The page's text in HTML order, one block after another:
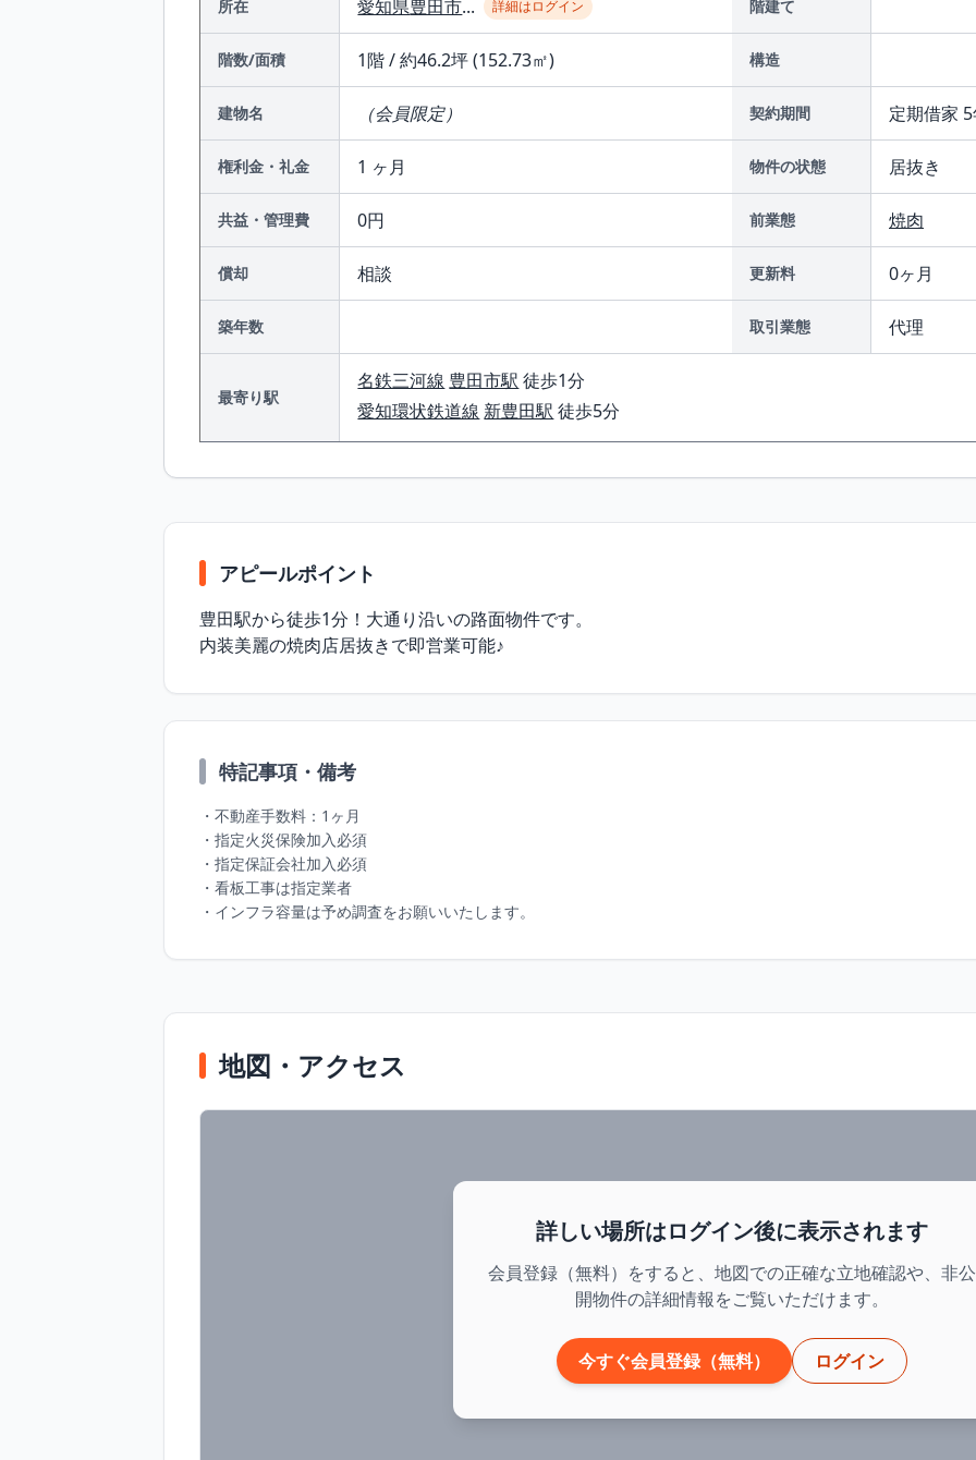
所在 愛知県豊田市... 詳細はログイン 階建て
階数/面積 1階 / 約46.2坪 (152.73㎡) 構造
建物名 （会員限定） 契約期間 定期借家
権利金・礼金 1 ヶ月 物件の状態 居抜き
共益・管理費 0円 前業態 焼肉
償却 相談 更新料 0ヶ月
築年数 取引業態 代理
最寄り駅
名鉄三河線 豊田市駅 徒歩1分
愛知環状鉄道線 新豊田駅 徒歩5分
アピールポイント
豊田駅から徒歩1分！大通り沿いの路面物件です。
内装美麗の焼肉店居抜きで即営業可能♪
特記事項・備考
・不動産手数料：1ヶ月
・指定火災保険加入必須
・指定保証会社加入必須
・看板工事は指定業者
・インフラ容量は予め調査をお願いいたします。
地図・アクセス
詳しい場所はログイン後に表示されます
会員登録（無料）をすると、地図での正確な立地確認や、非公
開物件の詳細情報をご覧いただけます。
今すぐ会員登録（無料） ログイン